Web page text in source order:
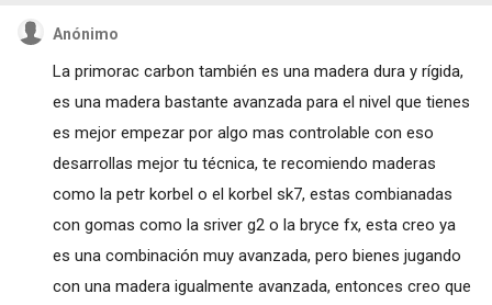
Anónimo
La primorac carbon también es una madera dura y rígida,
es una madera bastante avanzada para el nivel que tienes
es mejor empezar por algo mas controlable con eso
desarrollas mejor tu técnica, te recomiendo maderas
como la petr korbel o el korbel sk7, estas combianadas
con gomas como la sriver g2 o la bryce fx, esta creo ya
es una combinación muy avanzada, pero bienes jugando
con una madera igualmente avanzada, entonces creo que